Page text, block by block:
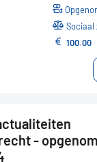
100.00
-